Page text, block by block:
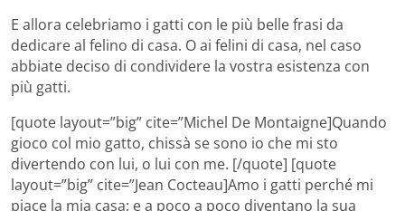
E allora celebriamo i gatti con le più belle frasi da
dedicare al felino di casa. O ai felini di casa, nel caso
abbiate deciso di condividere la vostra esistenza con
più gatti.
[quote layout=”big” cite=”Michel De Montaigne]Quando
gioco col mio gatto, chissà se sono io che mi sto
divertendo con lui, o lui con me. [/quote] [quote
layout=”big” cite=”Jean Cocteau]Amo i gatti perché mi
piace la mia casa; e a poco a poco diventano la sua